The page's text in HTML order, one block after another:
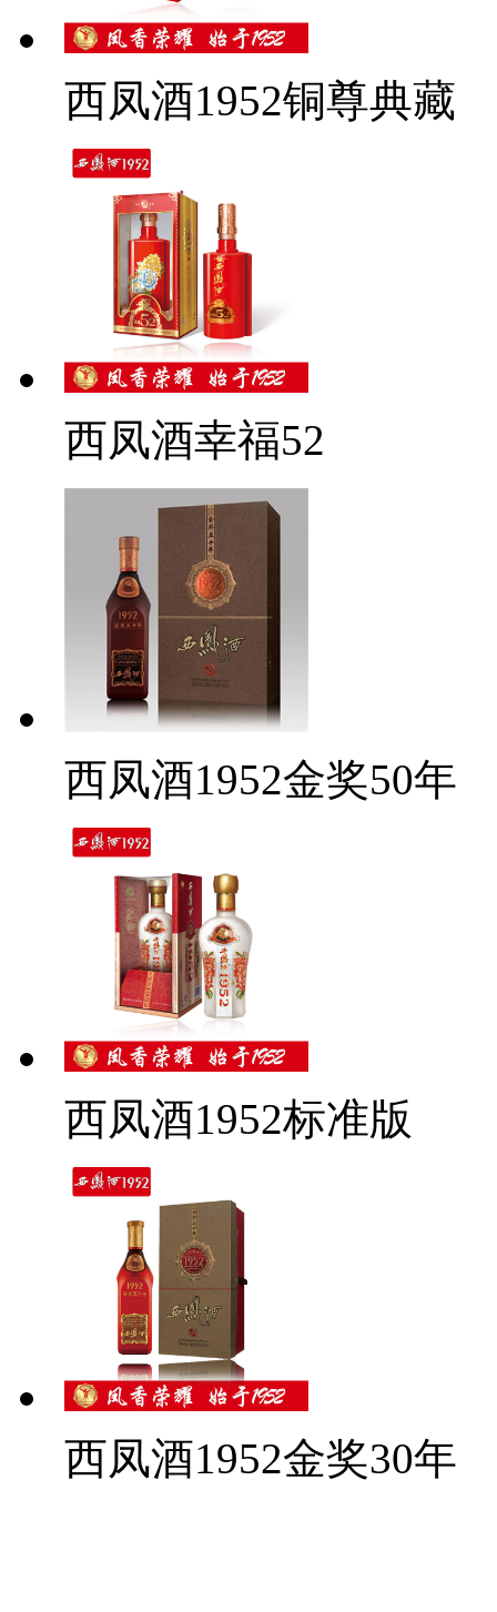
西凤酒1952铜尊典藏
西凤酒幸福52
西凤酒1952金奖50年
西凤酒1952标准版
西凤酒1952金奖30年